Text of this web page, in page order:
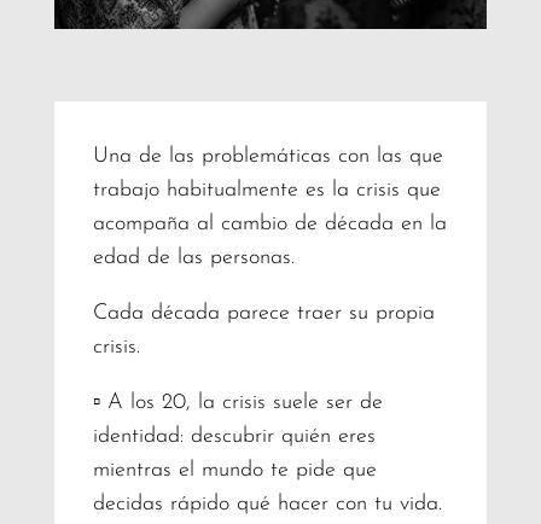
Una de las problemáticas con las que
trabajo habitualmente es la crisis que
acompaña al cambio de década en la
edad de las personas.
Cada década parece traer su propia
crisis.
▫️ A los 20, la crisis suele ser de
identidad: descubrir quién eres
mientras el mundo te pide que
decidas rápido qué hacer con tu vida.